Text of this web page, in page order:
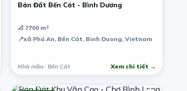
2, Ho Chi Minh City, Vietnam
Bán Đất Bến Cát - Bình Dương
📐 7700 m²
📍xã Phú An, Bến Cát, Binh Duong, Vietnam
Nhà mẫu · Bến Cát Xem chi tiết →
7 năm trước